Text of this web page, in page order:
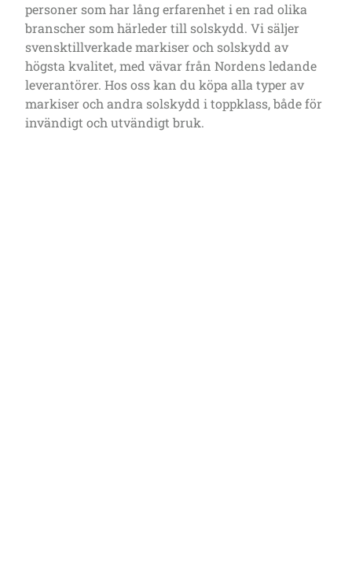
personer som har lång erfarenhet i en rad olika
branscher som härleder till solskydd. Vi säljer
svensktillverkade markiser och solskydd av
högsta kvalitet, med vävar från Nordens ledande
leverantörer. Hos oss kan du köpa alla typer av
markiser och andra solskydd i toppklass, både för
invändigt och utvändigt bruk.